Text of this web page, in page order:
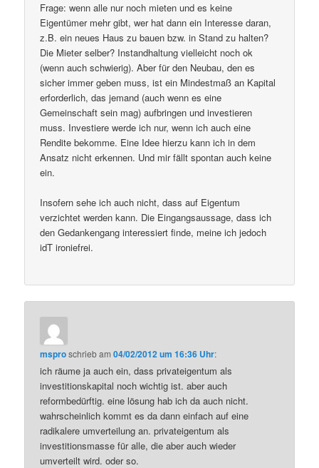
Frage: wenn alle nur noch mieten und es keine
Eigentümer mehr gibt, wer hat dann ein Interesse daran,
z.B. ein neues Haus zu bauen bzw. in Stand zu halten?
Die Mieter selber? Instandhaltung vielleicht noch ok
(wenn auch schwierig). Aber für den Neubau, den es
sicher immer geben muss, ist ein Mindestmaß an Kapital
erforderlich, das jemand (auch wenn es eine
Gemeinschaft sein mag) aufbringen und investieren
muss. Investiere werde ich nur, wenn ich auch eine
Rendite bekomme. Eine Idee hierzu kann ich in dem
Ansatz nicht erkennen. Und mir fällt spontan auch keine
ein.
Insofern sehe ich auch nicht, dass auf Eigentum
verzichtet werden kann. Die Eingangsaussage, dass ich
den Gedankengang interessiert finde, meine ich jedoch
idT ironiefrei.
msproschriebam04/02/2012 um 16:36 Uhr:
ich räume ja auch ein, dass privateigentum als
investitionskapital noch wichtig ist. aber auch
reformbedürftig. eine lösung hab ich da auch nicht.
wahrscheinlich kommt es da dann einfach auf eine
radikalere umverteilung an. privateigentum als
investitionsmasse für alle, die aber auch wieder
umverteilt wird. oder so.